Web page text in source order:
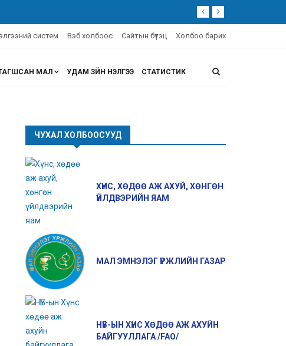
систем Вэб холбоос Сайтын бүтэц Холбоо барих
МАЛ УДАМ ЗҮЙН ҮНЭЛГЭЭ СТАТИСТИК
ЧУХАЛ ХОЛБООСУУД
ХҮНС, ХӨДӨӨ АЖ АХУЙ, ХӨНГӨН
ҮЙЛДВЭРИЙН ЯАМ
МАЛ ЭМНЭЛЭГ ҮРЖЛИЙН ГАЗАР
НҮБ-ЫН ХҮНС ХӨДӨӨ АЖ АХУЙН
БАЙГУУЛЛАГА /FAO/